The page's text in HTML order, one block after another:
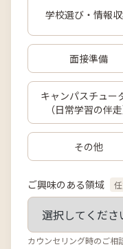
学校選び・情報
面接準備
キャンパスチュー
（日常学習の伴走
その他
ご興味のある領域
カウンセリング時のご相